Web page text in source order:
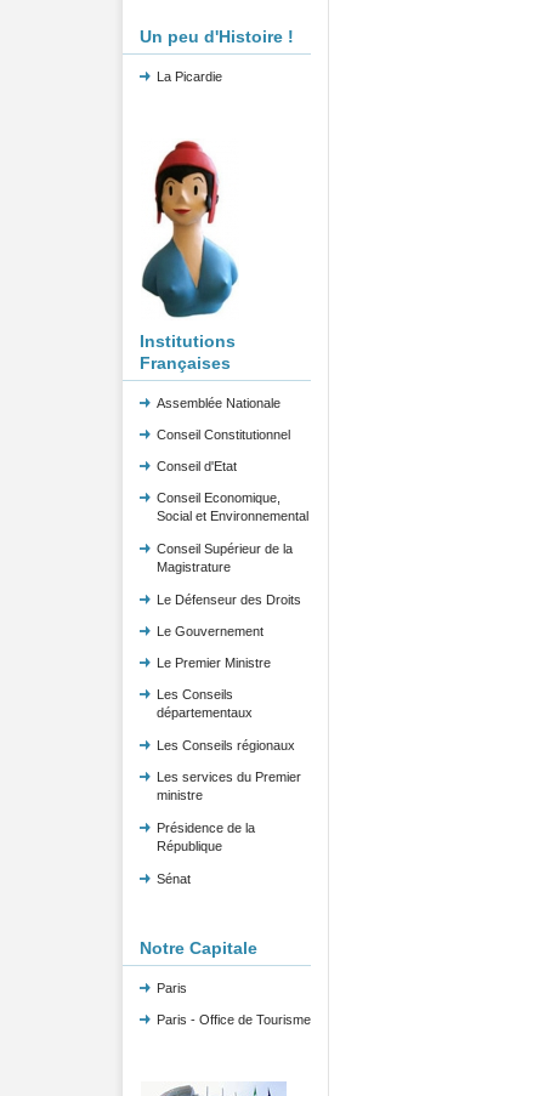
Un peu d'Histoire !
La Picardie
Institutions
Françaises
Assemblée Nationale
Conseil Constitutionnel
Conseil d'Etat
Conseil Economique,
Social et Environnemental
Conseil Supérieur de la
Magistrature
Le Défenseur des Droits
Le Gouvernement
Le Premier Ministre
Les Conseils
départementaux
Les Conseils régionaux
Les services du Premier
ministre
Présidence de la
République
Sénat
Notre Capitale
Paris
Paris - Office de Tourisme